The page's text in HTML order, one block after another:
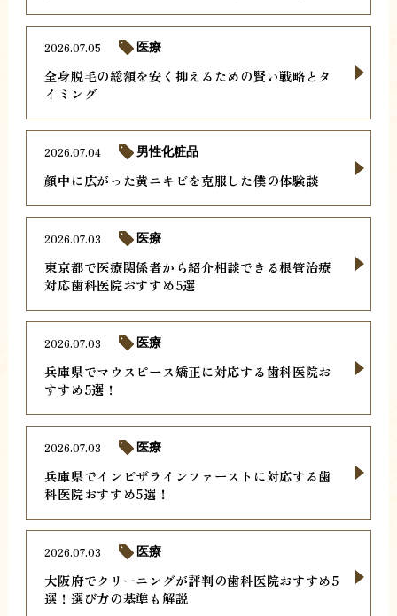
全身脱毛の総額を安く抑えるための賢い戦略とタ
イミング
2026.07.05 医療
顔中に広がった黄ニキビを克服した僕の体験談
2026.07.04 男性化粧品
東京都で医療関係者から紹介相談できる根管治療
対応歯科医院おすすめ5選
2026.07.03 医療
兵庫県でマウスピース矯正に対応する歯科医院お
すすめ5選！
2026.07.03 医療
兵庫県でインビザラインファーストに対応する歯
科医院おすすめ5選！
2026.07.03 医療
大阪府でクリーニングが評判の歯科医院おすすめ5
選！選び方の基準も解説
2026.07.03 医療